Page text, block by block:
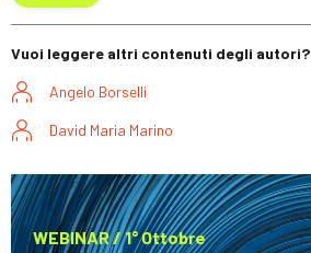
Vuoi leggere altri contenuti degli autori?
Angelo Borselli
David Maria Marino
WEBINAR / 1° Ottobre